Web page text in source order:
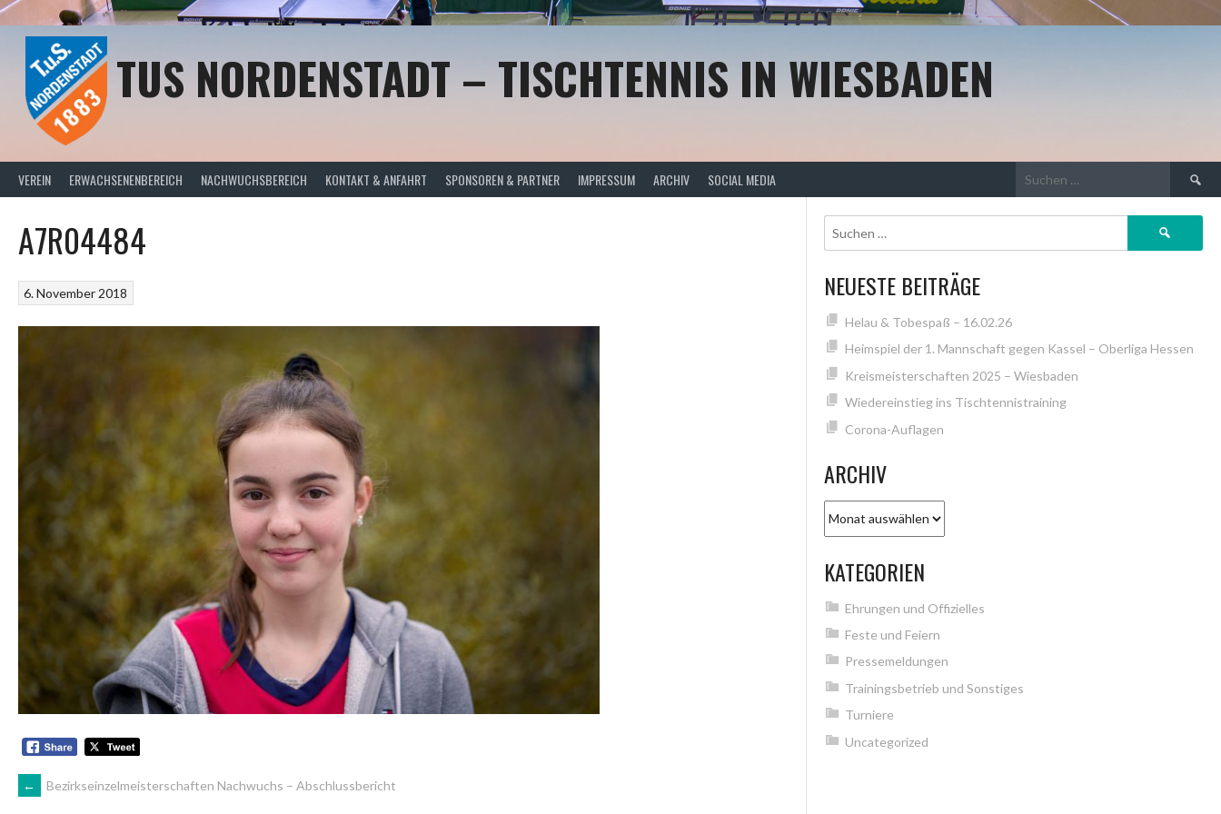
Springe
zum
TUS NORDENSTADT – TISCHTENNIS IN WIESBADEN
VEREIN ERWACHSENENBEREICH NACHWUCHSBEREICH KONTAKT & ANFAHRT SPONSOREN & PARTNER IMPRESSUM ARCHIV SOCIAL MEDIA
Suchen
nach:
A7R04484
6. November 2018
ARTIKEL-
← Bezirkseinzelmeisterschaften Nachwuchs – Abschlussbericht
Suchen
NEUESTE BEITRÄGE
Helau & Tobespaß – 16.02.26
Heimspiel der 1. Mannschaft gegen Kassel – Oberliga Hessen
Kreismeisterschaften 2025 – Wiesbaden
Wiedereinstieg ins Tischtennistraining
Corona-Auflagen
ARCHIV
KATEGORIEN
Ehrungen und Offizielles
Feste und Feiern
Pressemeldungen
Trainingsbetrieb und Sonstiges
Turniere
Uncategorized